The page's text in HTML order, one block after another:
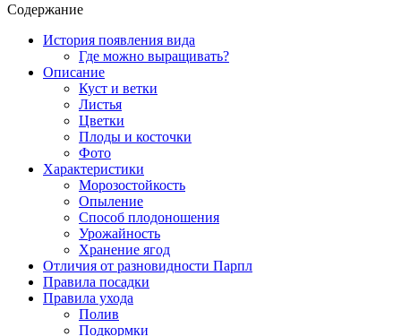
Содержание
История появления вида
Где можно выращивать?
Описание
Куст и ветки
Листья
Цветки
Плоды и косточки
Фото
Характеристики
Морозостойкость
Опыление
Способ плодоношения
Урожайность
Хранение ягод
Отличия от разновидности Парпл
Правила посадки
Правила ухода
Полив
Подкормки